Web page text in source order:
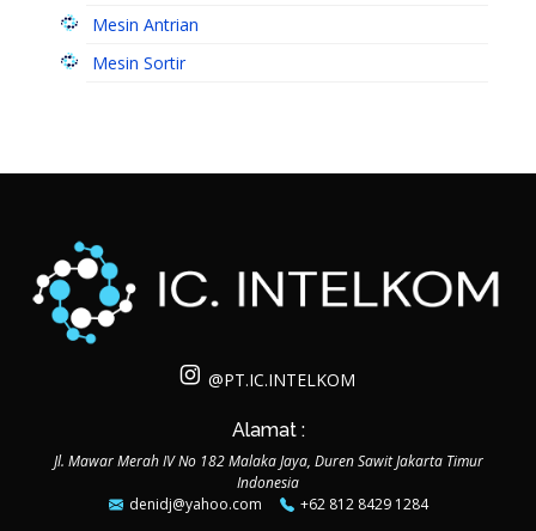
Mesin Antrian
Mesin Sortir
@PT.IC.INTELKOM
Alamat :
Jl. Mawar Merah IV No 182 Malaka Jaya, Duren Sawit Jakarta Timur
Indonesia
denidj@yahoo.com
+62 812 8429 1284